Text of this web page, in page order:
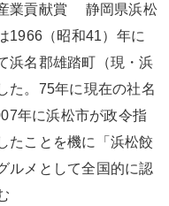
業貢献賞 静岡県浜松
1966（昭和41）年に
浜名郡雄踏町（現・浜
た。75年に現在の社名
年に浜松市が政令指
たことを機に「浜松餃
ルメとして全国的に認